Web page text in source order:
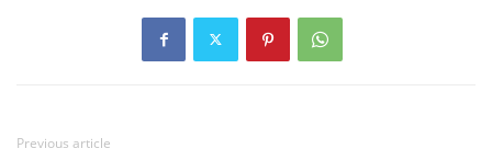
Previous article